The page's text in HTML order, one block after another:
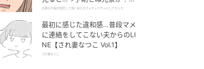
旦那の不倫が発覚して頭に来た
旦那の不倫が発覚して頭に来たのでメチャクチャにしてやった
最初に感じた違和感…普段マメ
に連絡をしてこない夫からのLI
NE【され妻なつこ Vol.1】
され妻なつこ